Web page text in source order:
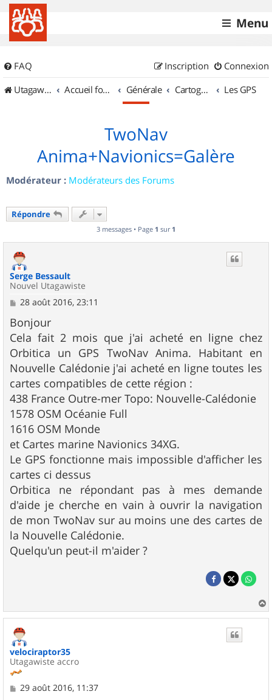
Menu
FAQ Connexion
Inscription
UtagawaVTT (Randos VTT et VTTAE avec traces GPS)
Accueil forum Générale Cartographie et GPS Les GPS
TwoNav
Anima+Navionics=Galère
Modérateur : Modérateurs des Forums
Répondre
3 messages • Page 1 sur 1
Serge Bessault
Nouvel Utagawiste
M
s
s
a
g
e
28 août 2016, 23:11
Bonjour
Cela fait 2 mois que j'ai acheté en ligne chez
Orbitica un GPS TwoNav Anima. Habitant en
Nouvelle Calédonie j'ai acheté en ligne toutes les
cartes compatibles de cette région :
438 France Outre-mer Topo: Nouvelle-Calédonie
1578 OSM Océanie Full
1616 OSM Monde
et Cartes marine Navionics 34XG.
Le GPS fonctionne mais impossible d'afficher les
cartes ci dessus
Orbitica ne répondant pas à mes demande
d'aide je cherche en vain à ouvrir la navigation
de mon TwoNav sur au moins une des cartes de
la Nouvelle Calédonie.
Quelqu'un peut-il m'aider ?
a
velociraptor35
Utagawiste accro
M
29 août 2016, 11:37